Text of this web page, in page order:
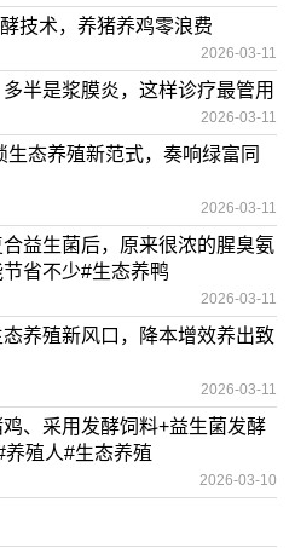
技术，养猪养鸡零浪费
2026-03-11
半是浆膜炎，这样诊疗最管用
2026-03-11
态养殖新范式，奏响绿富同
2026-03-11
合益生菌后，原来很浓的腥臭氨
省不少#生态养鸭
2026-03-11
态养殖新风口，降本增效养出致
2026-03-11
鸡、采用发酵饲料+益生菌发酵
殖人#生态养殖
2026-03-10